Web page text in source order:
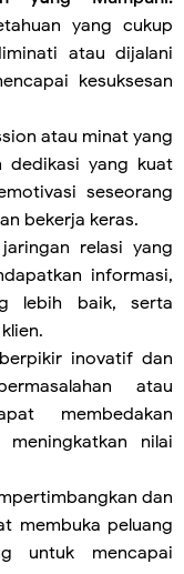
yang cukup
atau dijalani
kesuksesan
atau minat yang
dedikasi yang kuat
seseorang
bekerja keras.
relasi yang
informasi,
lebih baik, serta
inovatif dan
atau
membedakan
nilai
dan
membuka peluang
untuk mencapai